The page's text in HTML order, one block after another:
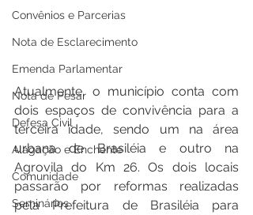
Convênios e Parcerias
Nota de Esclarecimento
Emenda Parlamentar
Nota de Pesar
Defesa Civil
Alagação e Enchente
Comunidade
Seminários
Atualmente, o município conta com
dois espaços de convivência para a
terceira idade, sendo um na área
urbana de Brasiléia e outro na
Agrovila do Km 26. Os dois locais
passarão por reformas realizadas
pela Prefeitura de Brasiléia para